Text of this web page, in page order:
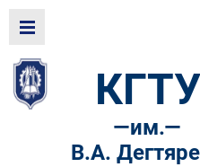
КГТУ
—им.—
В.А.